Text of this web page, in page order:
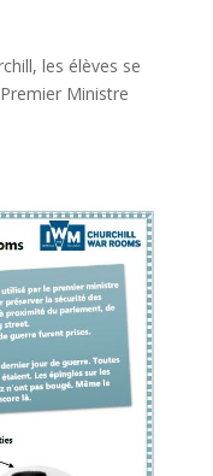
les élèves se
Ministre